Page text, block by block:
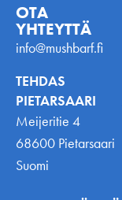
OTA
YHTEYTTÄ
info@mushbarf.fi
TEHDAS
PIETARSAARI
Meijeritie 4
68600 Pietarsaari
Suomi